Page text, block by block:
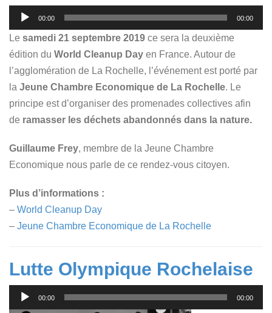
Lecteur
audio
00:00 00:00
Le samedi 21 septembre 2019 ce sera la deuxième
édition du World Cleanup Day en France. Autour de
l’agglomération de La Rochelle, l’événement est porté par
la Jeune Chambre Economique de La Rochelle. Le
principe est d’organiser des promenades collectives afin
de ramasser les déchets abandonnés dans la nature.
Guillaume Frey, membre de la Jeune Chambre
Economique nous parle de ce rendez-vous citoyen.
Plus d’informations :
– World Cleanup Day
– Jeune Chambre Economique de La Rochelle
Lutte Olympique Rochelaise
Lecteur
audio
00:00 00:00